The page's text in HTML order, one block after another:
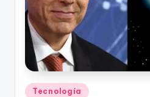
Publicado
Tecnología